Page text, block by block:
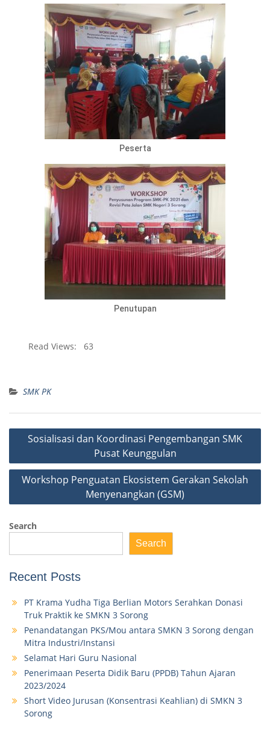
Peserta
Penutupan
Read Views: 63
SMK PK
Sosialisasi dan Koordinasi Pengembangan SMK
Pusat Keunggulan
Workshop Penguatan Ekosistem Gerakan Sekolah
Menyenangkan (GSM)
Search
Search
Recent Posts
PT Krama Yudha Tiga Berlian Motors Serahkan Donasi
Truk Praktik ke SMKN 3 Sorong
Penandatangan PKS/Mou antara SMKN 3 Sorong dengan
Mitra Industri/Instansi
Selamat Hari Guru Nasional
Penerimaan Peserta Didik Baru (PPDB) Tahun Ajaran
2023/2024
Short Video Jurusan (Konsentrasi Keahlian) di SMKN 3
Sorong